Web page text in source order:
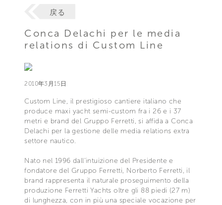
戻る
Conca Delachi per le media
relations di Custom Line
2010年3月15日
Custom Line, il prestigioso cantiere italiano che
produce maxi yacht semi-custom fra i 26 e i 37
metri e brand del Gruppo Ferretti, si affida a Conca
Delachi per la gestione delle media relations extra
settore nautico.
Nato nel 1996 dall’intuizione del Presidente e
fondatore del Gruppo Ferretti, Norberto Ferretti, il
brand rappresenta il naturale proseguimento della
produzione Ferretti Yachts oltre gli 88 piedi (27 m)
di lunghezza, con in più una speciale vocazione per